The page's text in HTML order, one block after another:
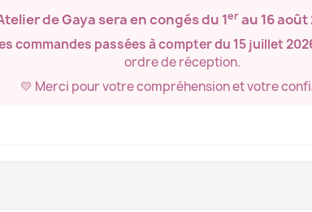
de Gaya sera en congés du 1erau 16 août
commandes passées à compter du 15 juillet
ordre de réception.
💛 Merci pour votre compréhension et votre